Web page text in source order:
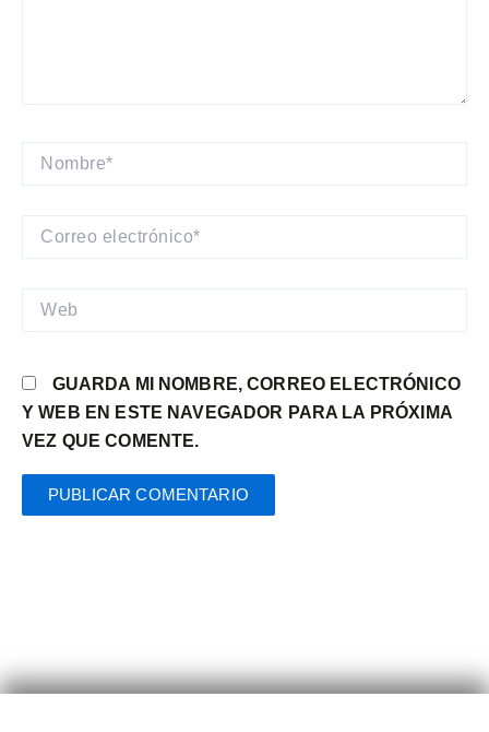
NOMBRE*
CORREO
WEB
GUARDA MI NOMBRE, CORREO ELECTRÓNICO
Y WEB EN ESTE NAVEGADOR PARA LA PRÓXIMA
VEZ QUE COMENTE.